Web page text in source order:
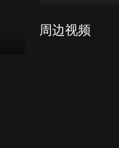
周边视频